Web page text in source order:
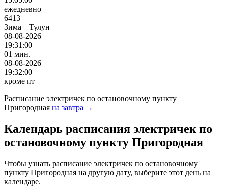
ежедневно
6413
Зима – Тулун
08-08-2026
19:31:00
01 мин.
08-08-2026
19:32:00
кроме пт
Расписание электричек по остановочному пункту
Пригородная на завтра →
Календарь расписания электричек по
остановочному пункту Пригородная
Чтобы узнать расписание электричек по остановочному
пункту Пригородная на другую дату, выберите этот день на
календаре.